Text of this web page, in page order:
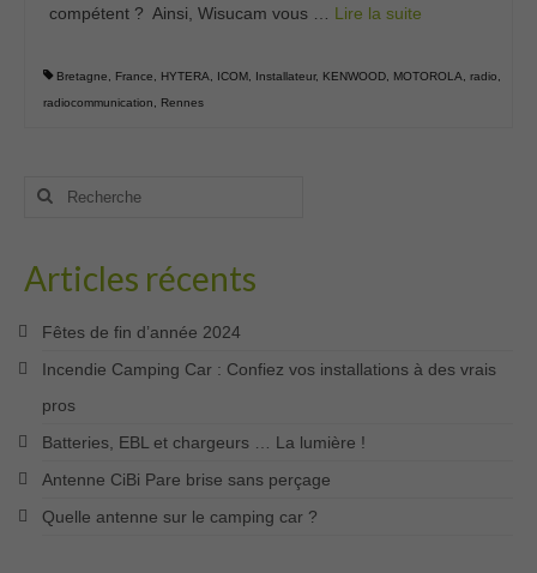
compétent ? Ainsi, Wisucam vous … Lire la suite­­
Bretagne France HYTERA ICOM Installateur, KENWOOD MOTOROLA radio
radiocommunication
Rennes
Rechercher
Articles récents
Fêtes de fin d’année 2024
Incendie Camping Car : Confiez vos installations à des vrais
pros
Batteries, EBL et chargeurs … La lumière !
Antenne CiBi Pare brise sans perçage
Quelle antenne sur le camping car ?